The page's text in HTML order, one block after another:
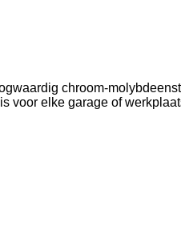
chroom-
voor elke garage of